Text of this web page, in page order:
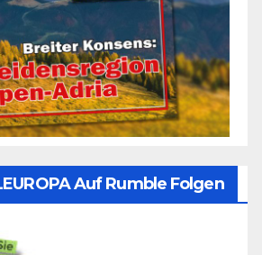
Auf Rumble Folgen